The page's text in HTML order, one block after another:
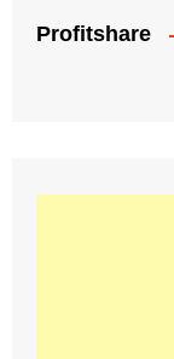
Profitshare